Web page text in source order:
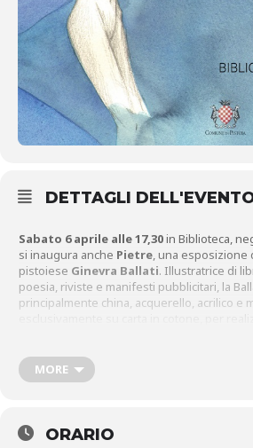
DETTAGLI
Sabato 6 aprile alle 17,30in Biblioteca,
si inaugura anche Pietre , una esposizione
pistoiese Ginevra Ballati. Illustratrice di
poesia, riviste e manifesti pubblicitari, la
principalmente china, acquerello, acrilico e
ricorrente della metamorfosi.
MORE
ORARIO